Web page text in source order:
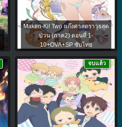
Maken-Ki! Two แก๊งศาสตราวุธสุด
ป่วน (ภาค2) ตอนที่ 1-
10+OVA+SP ซับไทย
จบแล้ว